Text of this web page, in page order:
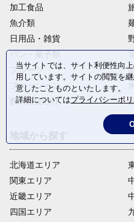
加工食品
魚介類
日用品・雑貨
フルーツ
ファッション
飲料(酒以外)
北海道エリア
関東エリア
近畿エリア
四国エリア
当サイトでは、サイト利便性向
用しています。サイトの閲覧を
意したことものといたします。
詳細についてはプライバシーポ